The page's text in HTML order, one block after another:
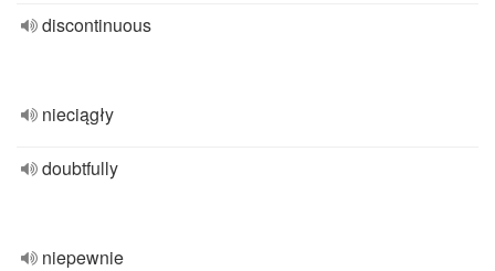
discontinuous
nieciągły
doubtfully
niepewnie